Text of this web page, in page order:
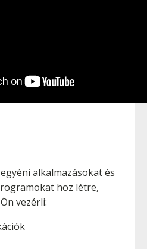
alkalmazásokat és
hoz létre,
vezérli: